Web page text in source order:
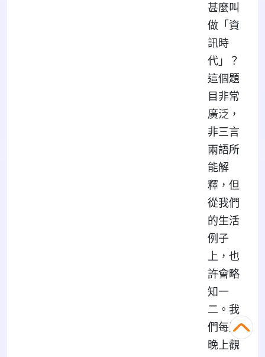
甚麼叫
做「資
訊時
代」？
這個題
目非常
廣泛，
非三言
兩語所
能解
釋，但
從我們
的生活
例子
上，也
許會略
知一
二。我
們每天
晚上觀